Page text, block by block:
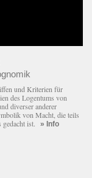
und Kriterien für
des Logentums von
diverser anderer
von Macht, die teils
gedacht ist. » Info